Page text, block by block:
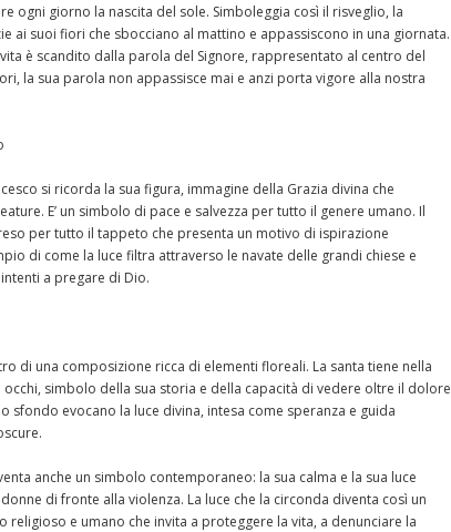
ogni giorno la nascita del sole. Simboleggia così il risveglio, la
ai suoi fiori che sbocciano al mattino e appassiscono in una giornata.
è scandito dalla parola del Signore, rappresentato al centro del
la sua parola non appassisce mai e anzi porta vigore alla nostra
si ricorda la sua figura, immagine della Grazia divina che
E’ un simbolo di pace e salvezza per tutto il genere umano. Il
per tutto il tappeto che presenta un motivo di ispirazione
di come la luce filtra attraverso le navate delle grandi chiese e
a pregare di Dio.
di una composizione ricca di elementi floreali. La santa tiene nella
simbolo della sua storia e della capacità di vedere oltre il dolore
sfondo evocano la luce divina, intesa come speranza e guida
anche un simbolo contemporaneo: la sua calma e la sua luce
di fronte alla violenza. La luce che la circonda diventa così un
religioso e umano che invita a proteggere la vita, a denunciare la